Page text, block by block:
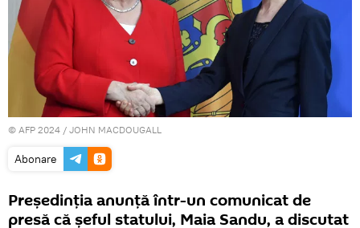
© AFP 2024 / JOHN MACDOUGALL
Abonare
Președinția anunță într-un comunicat de
presă că șeful statului, Maia Sandu, a discutat